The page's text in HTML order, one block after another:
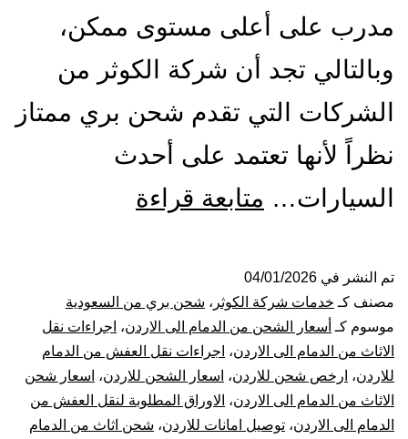
مدرب على أعلى مستوى ممكن،
وبالتالي تجد أن شركة الكوثر من
الشركات التي تقدم شحن بري ممتاز
نظراً لأنها تعتمد على أحدث
السيارات… متابعة قراءة
الدمام
الي
الاردن
تم النشر في 04/01/2026
مصنف كـ خدمات شركة الكوثر ، شحن بري من السعودية
موسوم كـ أسعار الشحن من الدمام الى الاردن، اجراءات نقل
الاثاث من الدمام الى الاردن، اجراءات نقل العفش من الدمام
للاردن، ارخص شحن للاردن، اسعار الشحن للاردن، اسعار شحن
الاثاث من الدمام الى الاردن، الاوراق المطلوبة لنقل العفش من
الدمام الى الاردن، توصيل امانات للاردن، شحن اثاث من الدمام